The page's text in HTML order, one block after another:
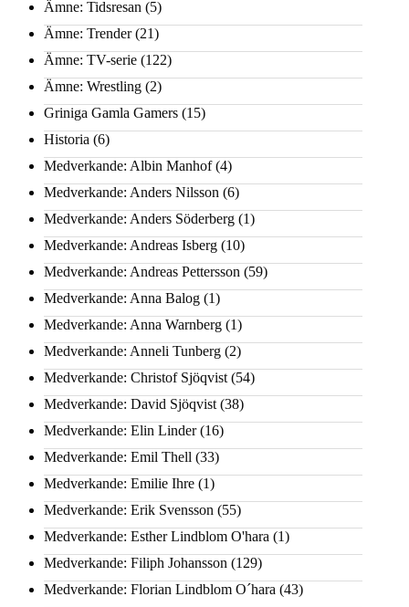
Ämne: Tidsresan (5)
Ämne: Trender(21)
Ämne: TV-serie (122)
Ämne: Wrestling (2)
Griniga Gamla Gamers (15)
Historia (6)
Medverkande: Albin Manhof(4)
Medverkande: Anders Nilsson (6)
Medverkande: Anders Söderberg (1)
Medverkande: Andreas Isberg (10)
Medverkande: Andreas Pettersson (59)
Medverkande: Anna Balog (1)
Medverkande: Anna Warnberg (1)
Medverkande: Anneli Tunberg (2)
Medverkande: Christof Sjöqvist (54)
Medverkande: David Sjöqvist (38)
Medverkande: Elin Linder(16)
Medverkande: Emil Thell (33)
Medverkande: Emilie Ihre (1)
Medverkande: Erik Svensson (55)
Medverkande: Esther Lindblom O'hara (1)
Medverkande: Filiph Johansson (129)
Medverkande: Florian Lindblom O´hara (43)